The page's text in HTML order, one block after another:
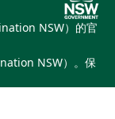
NSW）的官
NSW）。保